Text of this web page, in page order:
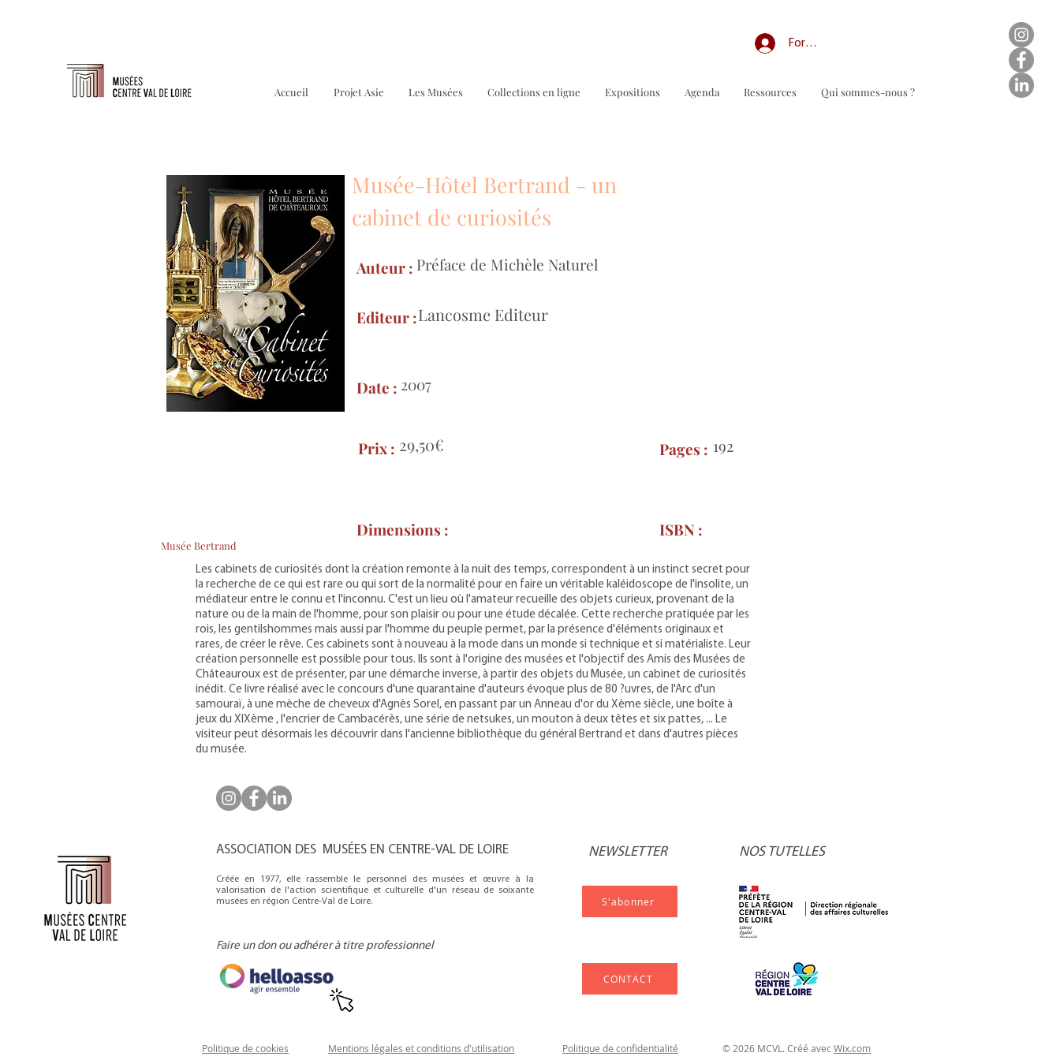
Forum professionnel/My Groups
Accueil Projet Asie Les Musées Collections en ligne Expositions Agenda Ressources Qui sommes-nous ?
Musée-Hôtel Bertrand - un
cabinet de curiosités
Auteur : Préface de Michèle Naturel
Lancosme Editeur
Editeur :
2007
Date :
29,50€
Prix : 192
Pages :
Musée Bertrand
Dimensions : ISBN :
Les cabinets de curiosités dont la création remonte à la nuit des temps, correspondent à un instinct secret pour
la recherche de ce qui est rare ou qui sort de la normalité pour en faire un véritable kaléidoscope de l'insolite, un
médiateur entre le connu et l'inconnu. C'est un lieu où l'amateur recueille des objets curieux, provenant de la
nature ou de la main de l'homme, pour son plaisir ou pour une étude décalée. Cette recherche pratiquée par les
rois, les gentilshommes mais aussi par l'homme du peuple permet, par la présence d'éléments originaux et
rares, de créer le rêve. Ces cabinets sont à nouveau à la mode dans un monde si technique et si matérialiste. Leur
création personnelle est possible pour tous. Ils sont à l'origine des musées et l'objectif des Amis des Musées de
Châteauroux est de présenter, par une démarche inverse, à partir des objets du Musée, un cabinet de curiosités
inédit. Ce livre réalisé avec le concours d'une quarantaine d'auteurs évoque plus de 80 ?uvres, de l'Arc d'un
samouraï, à une mèche de cheveux d'Agnès Sorel, en passant par un Anneau d'or du Xème siècle, une boîte à
jeux du XIXème , l'encrier de Cambacérès, une série de netsukes, un mouton à deux têtes et six pattes, ... Le
visiteur peut désormais les découvrir dans l'ancienne bibliothèque du général Bertrand et dans d'autres pièces
du musée.
ASSOCIATION DES MUSÉES EN CENTRE-VAL DE LOIRE
Créée en 1977, elle rassemble le personnel des musées et œuvre à la
valorisation de l'action scientifique et culturelle d'un réseau de soixante
musées en région Centre-Val de Loire.
NEWSLETTER
S'abonner
Faire un don ou adhérer à titre professionnel
CONTACT
NOS TUTELLES
Politique de cookies Mentions légales et conditions d'utilisation Politique de confidentialité © 2026 MCVL. Créé avec Wix.com